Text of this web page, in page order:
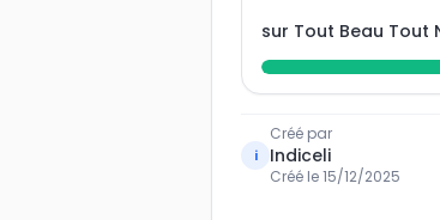
sur Tout Beau Tout
i
Créé par
Indiceli
Créé le15/12/2025